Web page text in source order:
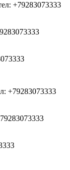
+79283073333
+79283073333